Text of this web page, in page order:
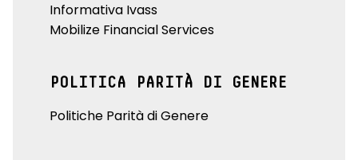
Informativa Ivass
Mobilize Financial Services
POLITICA PARITÀ DI GENERE
Politiche Parità di Genere